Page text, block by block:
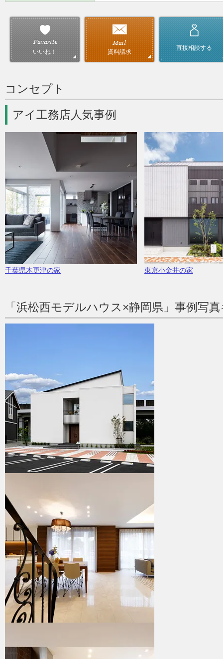
いいね！ 資料請求
直接相談する
コンセプト
アイ工務店人気事例
千葉県木更津の家 東京小金井の家
「浜松西モデルハウス×静岡県」事例写